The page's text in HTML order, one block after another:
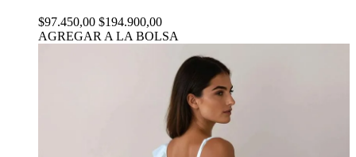
$97.450,00 $194.900,00
AGREGAR A LA BOLSA